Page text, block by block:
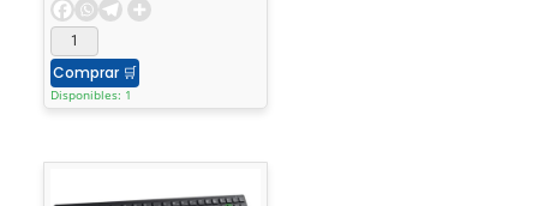
Comprar 🛒
Disponibles: 1